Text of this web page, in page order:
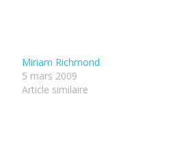
Miriam Richmond
5 mars 2009
Article similaire